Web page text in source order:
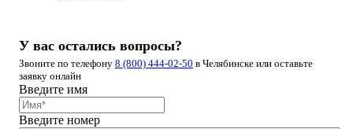
У вас остались вопросы?
Звоните по телефону 8 (800) 444-02-50 в Челябинске или оставьте
заявку онлайн
Введите имя
Введите номер